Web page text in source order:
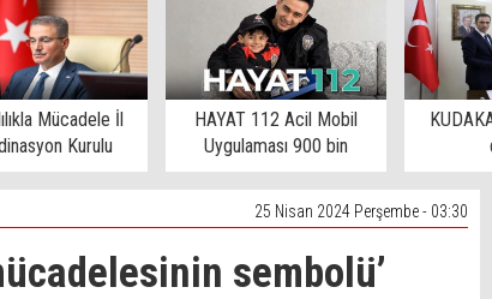
Mücadele İl
Kurulu
toplandı
HAYAT 112 Acil Mobil
Uygulaması 900 bin
eşiğinde
25 Nisan 2024 Perşembe - 03:30
sembolü’